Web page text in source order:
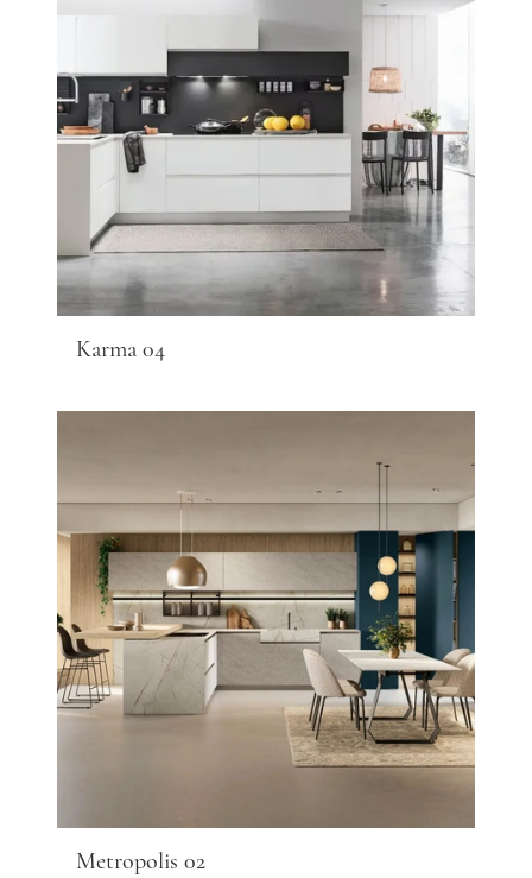
Karma 04
Metropolis 02